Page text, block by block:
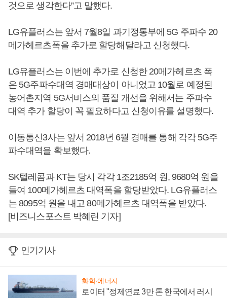
것으로 생각한다”고 말했다.
LG유플러스는 앞서 7월8일 과기정통부에 5G 주파수 20
메가헤르츠폭을 추가로 할당해달라고 신청했다.
LG유플러스는 이번에 추가로 신청한 20메가헤르츠 폭
은 5G주파수대역 경매대상이 아니었고 10월로 예정된
농어촌지역 5G서비스의 품질 개선을 위해서는 주파수
대역 추가 할당이 꼭 필요하다고 신청이유를 설명했다.
이동통신3사는 앞서 2018년 6월 경매를 통해 각각 5G주
파수대역을 확보했다.
SK텔레콤과 KT는 당시 각각 1조2185억 원, 9680억 원을
들여 100메가헤르츠 대역폭을 할당받았다. LG유플러스
는 8095억 원을 내고 80메가헤르츠 대역폭을 받았다.
[비즈니스포스트 박혜린 기자]
인기기사
화학·에너지
로이터 "정제연료 3만 톤 한국에서 러시